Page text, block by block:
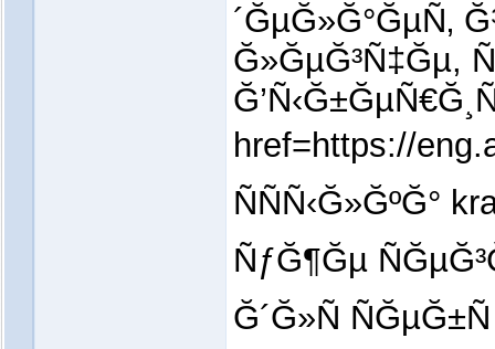
´ĞµĞ»Ğ°ĞµÑ‚
Ğ»ĞµĞ³Ñ‡Ğµ,
href=https://
ÑÑÑ‹Ğ»ĞºĞ°
ÑƒĞ¶Ğµ
Ğ´Ğ»Ñ